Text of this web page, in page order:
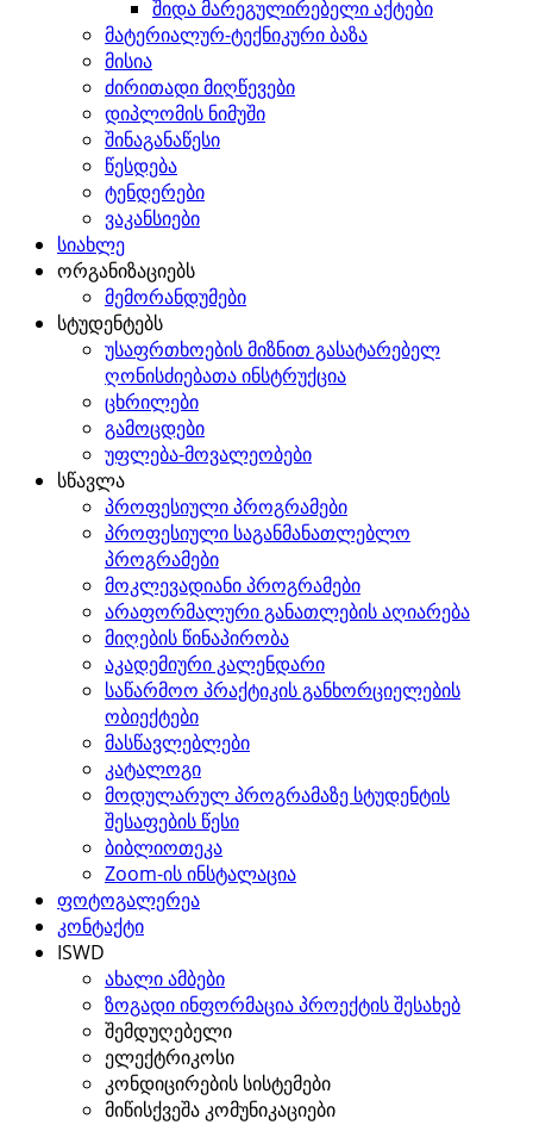
შიდა მარეგულირებელი აქტები
მატერიალურ-ტექნიკური ბაზა
მისია
ძირითადი მიღწევები
დიპლომის ნიმუში
შინაგანაწესი
წესდება
ტენდერები
ვაკანსიები
სიახლე
ორგანიზაციებს
მემორანდუმები
სტუდენტებს
უსაფრთხოების მიზნით გასატარებელ
ღონისძიებათა ინსტრუქცია
ცხრილები
გამოცდები
უფლება-მოვალეობები
სწავლა
პროფესიული პროგრამები
პროფესიული საგანმანათლებლო
პროგრამები
მოკლევადიანი პროგრამები
არაფორმალური განათლების აღიარება
მიღების წინაპირობა
აკადემიური კალენდარი
საწარმოო პრაქტიკის განხორციელების
ობიექტები
მასწავლებლები
კატალოგი
მოდულარულ პროგრამაზე სტუდენტის
შესაფების წესი
ბიბლიოთეკა
Zoom-ის ინსტალაცია
ფოტოგალერეა
კონტაქტი
ISWD
ახალი ამბები
ზოგადი ინფორმაცია პროექტის შესახებ
შემდუღებელი
ელექტრიკოსი
კონდიცირების სისტემები
მიწისქვეშა კომუნიკაციები